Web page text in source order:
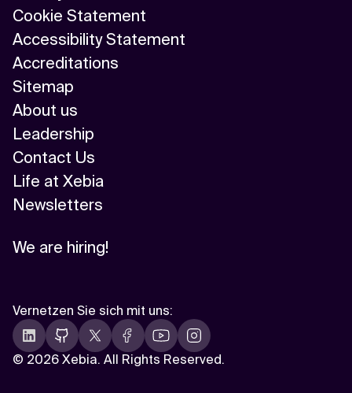
Cookie Statement
Accessibility Statement
Accreditations
Sitemap
About us
Leadership
Contact Us
Life at Xebia
Newsletters
We are hiring!
© 2026 Xebia. All Rights Reserved.
Vernetzen Sie sich mit uns: